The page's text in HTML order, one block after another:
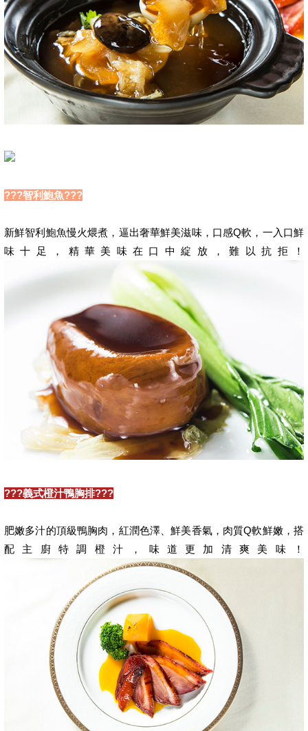
???智利鮑魚???
新鮮智利鮑魚慢火煨煮，逼出奢華鮮美滋味，口感Q軟，一入口鮮
味十足，精華美味在口中綻放，難以抗拒！
???義式橙汁鴨胸排???
肥嫩多汁的頂級鴨胸肉，紅潤色澤、鮮美香氣，肉質Q軟鮮嫩，搭
配主廚特調橙汁，味道更加清爽美味！